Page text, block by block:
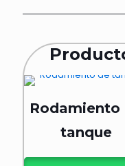
Rodamiento
tanque